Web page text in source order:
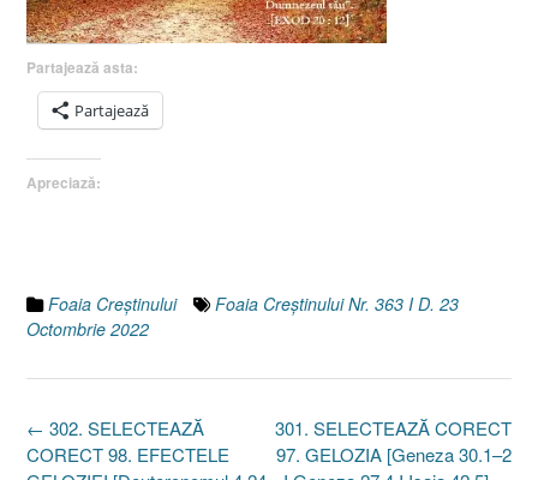
Partajează asta:
Partajează
Apreciază:
Foaia Creştinului
Foaia Creştinului Nr. 363 I D. 23
Octombrie 2022
Post
navigation
301. SELECTEAZĂ CORECT
97. GELOZIA [Geneza 30.1–2
← 302. SELECTEAZĂ
CORECT 98. EFECTELE